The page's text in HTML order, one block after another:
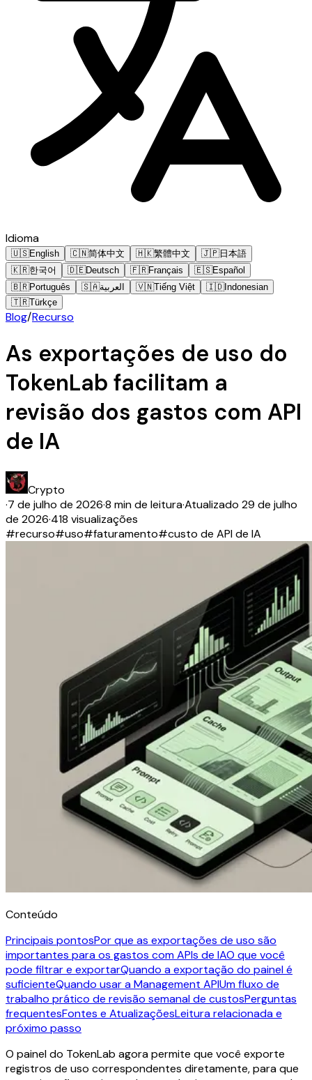
Idioma
🇺🇸English 🇨🇳简体中文 🇭🇰繁體中文 🇯🇵日本語
🇰🇷한국어 🇩🇪Deutsch 🇫🇷Français 🇪🇸Español
🇧🇷Português 🇸🇦العربية 🇻🇳Tiếng Việt 🇮🇩Indonesian
🇹🇷Türkçe
Blog/Recurso
As exportações de uso do
TokenLab facilitam a
revisão dos gastos com API
de IA
Crypto
·7 de julho de 2026·8 min de leitura·Atualizado 29 de julho
de 2026·418 visualizações
#recurso#uso#faturamento#custo de API de IA
Conteúdo
Principais pontosPor que as exportações de uso são
importantes para os gastos com APIs de IAO que você
pode filtrar e exportarQuando a exportação do painel é
suficienteQuando usar a Management APIUm fluxo de
trabalho prático de revisão semanal de custosPerguntas
frequentesFontes e AtualizaçõesLeitura relacionada e
próximo passo
O painel do TokenLab agora permite que você exporte
registros de uso correspondentes diretamente, para que